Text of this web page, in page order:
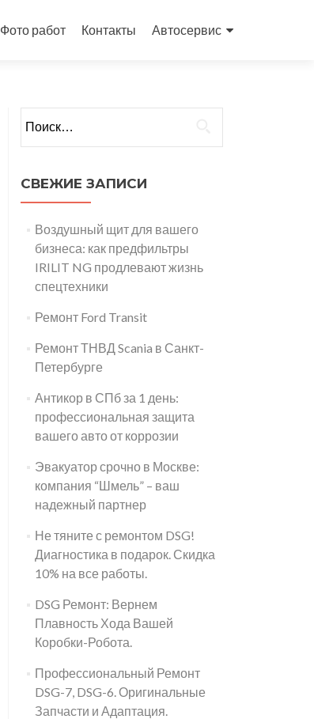
к
Фото работ Контакты Автосервис
СВЕЖИЕ ЗАПИСИ
Воздушный щит для вашего
бизнеса: как предфильтры
IRILIT NG продлевают жизнь
спецтехники
Ремонт Ford Transit
Ремонт ТНВД Scania в Санкт-
Петербурге
Антикор в СПб за 1 день:
профессиональная защита
вашего авто от коррозии
Эвакуатор срочно в Москве:
компания “Шмель” – ваш
надежный партнер
Не тяните с ремонтом DSG!
Диагностика в подарок. Скидка
10% на все работы.
DSG Ремонт: Вернем
Плавность Хода Вашей
Коробки-Робота.
Профессиональный Ремонт
DSG-7, DSG-6. Оригинальные
Запчасти и Адаптация.